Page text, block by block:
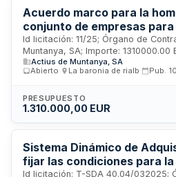
Acuerdo marco para la
conjunto de empresas
materiales para la
mantenimiento de la
Bohí Taüll, incluido su
Id licitación: 11/25; Órgano de
Muntanya, SA; Importe: 1310000.00
Previo
Actius de Muntanya, SA
Abierto
La baronia de rialb Pub.
PRESUPUESTO
1.310.000,00 EUR
Sistema Dinámico de
fijar las condiciones para
Id licitación: T-SDA 40.04/032025;